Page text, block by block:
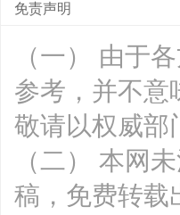
免责声明
（一） 由于
参考，并不意
敬请以权威部
（二） 本网
稿，免费转载